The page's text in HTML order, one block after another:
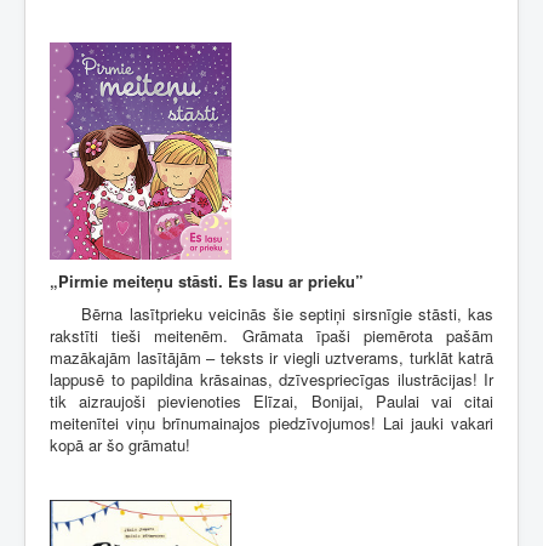
„Pirmie meiteņu stāsti. Es lasu ar prieku”
Bērna lasītprieku veicinās šie septiņi sirsnīgie stāsti, kas
rakstīti tieši meitenēm. Grāmata īpaši piemērota pašām
mazākajām lasītājām – teksts ir viegli uztverams, turklāt katrā
lappusē to papildina krāsainas, dzīvespriecīgas ilustrācijas! Ir
tik aizraujoši pievienoties Elīzai, Bonijai, Paulai vai citai
meitenītei viņu brīnumainajos piedzīvojumos! Lai jauki vakari
kopā ar šo grāmatu!